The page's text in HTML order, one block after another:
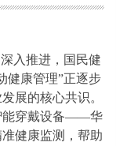
入推进，国民健
健康管理”正逐步
展的核心共识。
能穿戴设备——华
健康监测，帮助